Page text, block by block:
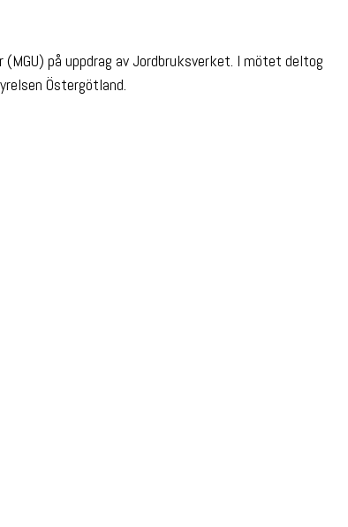
på uppdrag av Jordbruksverket. I mötet deltog
Östergötland.